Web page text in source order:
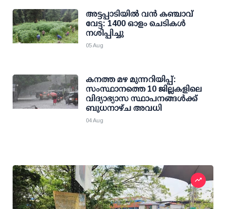
അട്ടപ്പാടിയില്‍ വന്‍ കഞ്ചാവ്
വേട്ട: 1400 ഓളം ചെടികള്‍
നശിപ്പിച്ചു
05 Aug
കനത്ത മഴ മുന്നറിയിപ്പ്:
സംസ്ഥാനത്തെ 10 ജില്ലകളിലെ
വിദ്യാഭ്യാസ സ്ഥാപനങ്ങള്‍ക്ക്
ബുധനാഴ്ച അവധി
04 Aug